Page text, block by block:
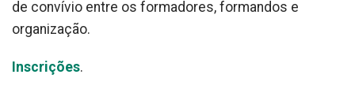
de convívio entre os formadores, formandos e
organização.
Inscrições.